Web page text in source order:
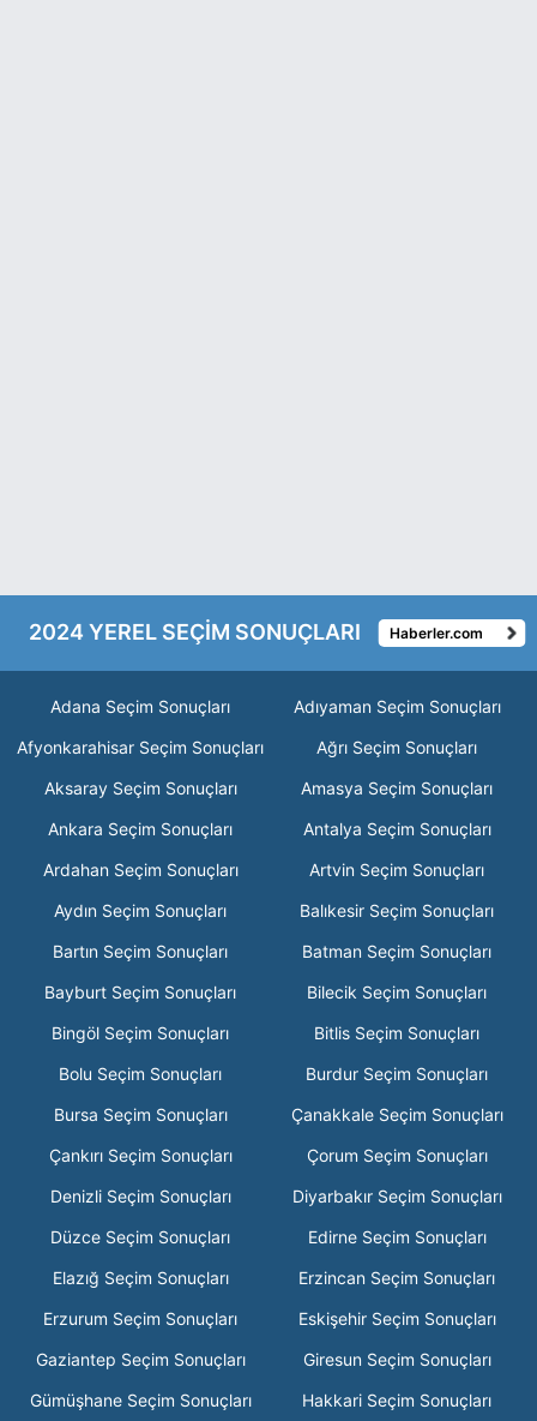
2024 YEREL SEÇİM SONUÇLARI Haberler.com
Adana Seçim Sonuçları
Adıyaman Seçim Sonuçları
Afyonkarahisar Seçim Sonuçları
Ağrı Seçim Sonuçları
Aksaray Seçim Sonuçları
Amasya Seçim Sonuçları
Ankara Seçim Sonuçları
Antalya Seçim Sonuçları
Ardahan Seçim Sonuçları
Artvin Seçim Sonuçları
Aydın Seçim Sonuçları
Balıkesir Seçim Sonuçları
Bartın Seçim Sonuçları
Batman Seçim Sonuçları
Bayburt Seçim Sonuçları
Bilecik Seçim Sonuçları
Bingöl Seçim Sonuçları
Bitlis Seçim Sonuçları
Bolu Seçim Sonuçları
Burdur Seçim Sonuçları
Bursa Seçim Sonuçları
Çanakkale Seçim Sonuçları
Çankırı Seçim Sonuçları
Çorum Seçim Sonuçları
Denizli Seçim Sonuçları
Diyarbakır Seçim Sonuçları
Düzce Seçim Sonuçları
Edirne Seçim Sonuçları
Elazığ Seçim Sonuçları
Erzincan Seçim Sonuçları
Erzurum Seçim Sonuçları
Eskişehir Seçim Sonuçları
Gaziantep Seçim Sonuçları
Giresun Seçim Sonuçları
Gümüşhane Seçim Sonuçları
Hakkari Seçim Sonuçları